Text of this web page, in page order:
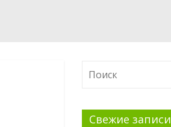
Свежие записи